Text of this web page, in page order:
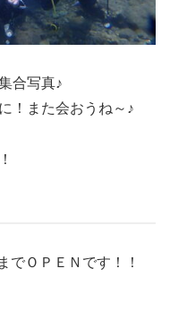
合写真♪
！また会おうね～♪
でＯＰＥＮです！！